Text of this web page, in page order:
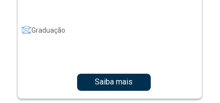
Graduação
Saiba mais